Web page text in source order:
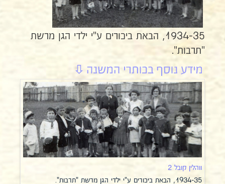
1934-35, הבאת ביכורים ע"י ילדי הגן מרשת
"תרבות".
ווהלין קובל 2
1934-35, הבאת ביכורים ע"י ילדי הגן מרשת "תרבות".